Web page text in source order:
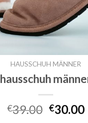
HAUSSCHUH MÄNNER
hausschuh
€39.00 €30.00